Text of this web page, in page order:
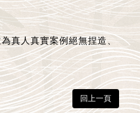
真人真實案例絕無捏造、
回上一頁